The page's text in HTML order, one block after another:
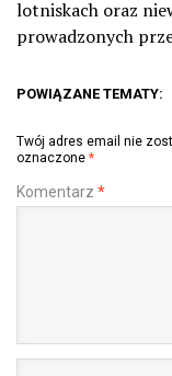
lotniskach oraz
prowadzonych
POWIĄZANE TEMATY:
Twój adres email nie
oznaczone *
Komentarz *